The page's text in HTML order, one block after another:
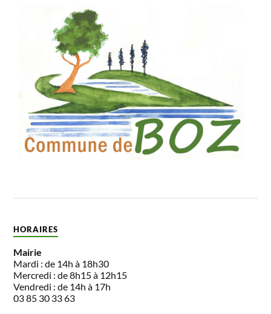
HORAIRES
Mairie
Mardi : de 14h à 18h30
Mercredi : de 8h15 à 12h15
Vendredi : de 14h à 17h
03 85 30 33 63